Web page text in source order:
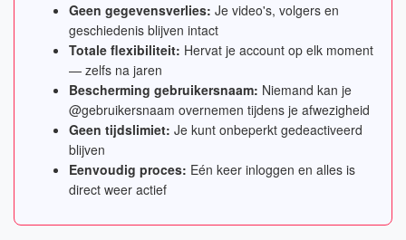
Geen gegevensverlies: Je video's, volgers en
geschiedenis blijven intact
Totale flexibiliteit: Hervat je account op elk moment
— zelfs na jaren
Bescherming gebruikersnaam: Niemand kan je
@gebruikersnaam overnemen tijdens je afwezigheid
Geen tijdslimiet: Je kunt onbeperkt gedeactiveerd
blijven
Eenvoudig proces: Eén keer inloggen en alles is
direct weer actief